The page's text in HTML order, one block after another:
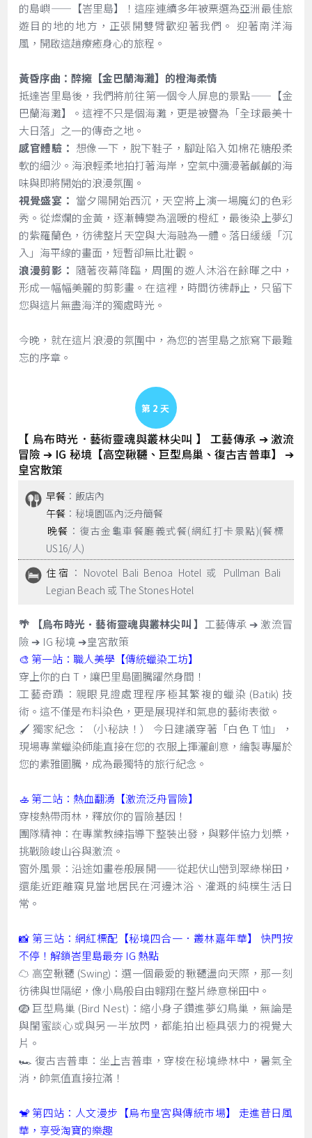
的島嶼——【峇里島】！這座連續多年被票選為亞洲最佳旅
遊目的地的地方，正張開雙臂歡迎著我們。 迎著南洋海
風，開啟這趟療癒身心的旅程。
黃昏序曲：醉擁【金巴蘭海灘】的橙海柔情
抵達峇里島後，我們將前往第一個令人屏息的景點——【金
巴蘭海灘】。這裡不只是個海灘，更是被譽為「全球最美十
大日落」之一的傳奇之地。
感官體驗： 想像一下，脫下鞋子，腳趾陷入如棉花糖般柔
軟的細沙。海浪輕柔地拍打著海岸，空氣中瀰漫著鹹鹹的海
味與即將開始的浪漫氛圍。
視覺盛宴： 當夕陽開始西沉，天空將上演一場魔幻的色彩
秀。從燦爛的金黃，逐漸轉變為溫暖的橙紅，最後染上夢幻
的紫羅蘭色，彷彿整片天空與大海融為一體。落日緩緩「沉
入」海平線的畫面，短暫卻無比壯觀。
浪漫剪影： 隨著夜幕降臨，周圍的遊人沐浴在餘暉之中，
形成一幅幅美麗的剪影畫。在這裡，時間彷彿靜止，只留下
您與這片無盡海洋的獨處時光。
今晚，就在這片浪漫的氛圍中，為您的峇里島之旅寫下最難
忘的序章。
Day 2
【 烏布時光．藝術靈魂與叢林尖叫 】 工藝傳承 ➔ 激流
冒險 ➔ IG 秘境【高空鞦韆、巨型鳥巢、復古吉普車】 ➔
皇宮散策
早餐 ：飯店內
午餐 ：秘境園區內泛舟簡餐
晚餐 ：復古金龜車餐廳義式餐(網紅打卡景點)(餐標
US16/人)
住宿 ：Novotel Bali Benoa Hotel 或 Pullman Bali
Legian Beach 或 The Stones Hotel
🌴 【烏布時光．藝術靈魂與叢林尖叫 】 工藝傳承 ➔ 激流冒
險 ➔ IG 秘境 ➔皇宮散策
🎨 第一站：職人美學【傳統蠟染工坊】
穿上你的白 T，讓巴里島圖騰躍然身間！
工藝奇蹟：親眼見證處理程序極其繁複的蠟染 (Batik) 技
術。這不僅是布料染色，更是展現祥和氣息的藝術表徵。
🖌️ 獨家紀念：（小秘訣！） 今日建議穿著「白色 T 恤」，
現場專業蠟染師能直接在您的衣服上揮灑創意，繪製專屬於
您的素雅圖騰，成為最獨特的旅行紀念。
🚣 第二站：熱血翻湧【激流泛舟冒險】
穿梭熱帶雨林，釋放你的冒險基因！
團隊精神：在專業教練指導下整裝出發，與夥伴協力划槳，
挑戰險峻山谷與激流。
窗外風景：沿途如畫卷般展開——從起伏山巒到翠綠梯田，
還能近距離窺見當地居民在河邊沐浴、灌溉的純樸生活日
常。
📸 第三站：網紅標配【秘境四合一．叢林嘉年華】 快門按
不停！解鎖峇里島最夯 IG 熱點
☁️ 高空鞦韆 (Swing)：選一個最愛的鞦韆盪向天際，那一刻
彷彿與世隔絕，像小鳥般自由翱翔在整片綠意梯田中。
🪺 巨型鳥巢 (Bird Nest)：縮小身子鑽進夢幻鳥巢，無論是
與閨蜜談心或與另一半放閃，都能拍出極具張力的視覺大
片。
🏎️ 復古吉普車：坐上吉普車，穿梭在秘境綠林中，暑氣全
消，帥氣值直接拉滿！
🐒 第四站：人文漫步【烏布皇宮與傳統市場】 走進昔日風
華，享受淘寶的樂趣